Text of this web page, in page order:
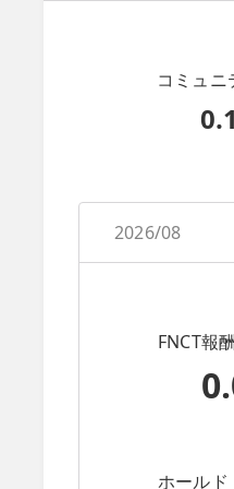
コミュニ
2026/08
FNCT報
ホールド